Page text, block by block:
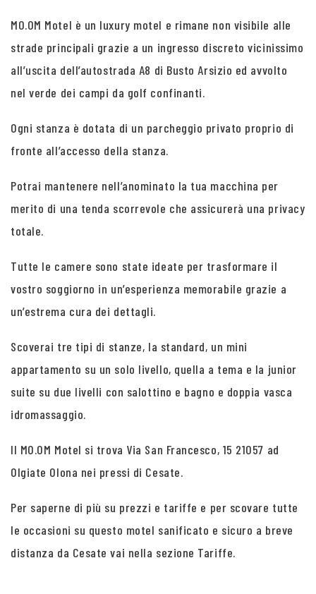
MO.OM Motel è un luxury motel e rimane non visibile alle
strade principali grazie a un ingresso discreto vicinissimo
all’uscita dell’autostrada A8 di Busto Arsizio ed avvolto
nel verde dei campi da golf confinanti.
Ogni stanza è dotata di un parcheggio privato proprio di
fronte all’accesso della stanza.
Potrai mantenere nell’anominato la tua macchina per
merito di una tenda scorrevole che assicurerà una privacy
totale.
Tutte le camere sono state ideate per trasformare il
vostro soggiorno in un’esperienza memorabile grazie a
un’estrema cura dei dettagli.
Scoverai tre tipi di stanze, la standard, un mini
appartamento su un solo livello, quella a tema e la junior
suite su due livelli con salottino e bagno e doppia vasca
idromassaggio.
Il MO.OM Motel si trova Via San Francesco, 15 21057 ad
Olgiate Olona nei pressi di Cesate.
Per saperne di più su prezzi e tariffe e per scovare tutte
le occasioni su questo motel sanificato e sicuro a breve
distanza da Cesate vai nella sezione Tariffe.